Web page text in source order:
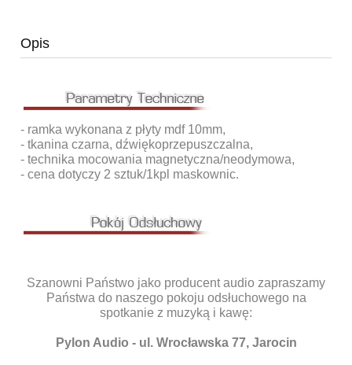
Opis
- ramka wykonana z płyty mdf 10mm,
- tkanina czarna, dźwiękoprzepuszczalna,
- technika mocowania magnetyczna/neodymowa,
- cena dotyczy 2 sztuk/1kpl maskownic.
Szanowni Państwo jako producent audio zapraszamy
Państwa do naszego pokoju odsłuchowego na
spotkanie z muzyką i kawę:
Pylon Audio - ul. Wrocławska 77, Jarocin